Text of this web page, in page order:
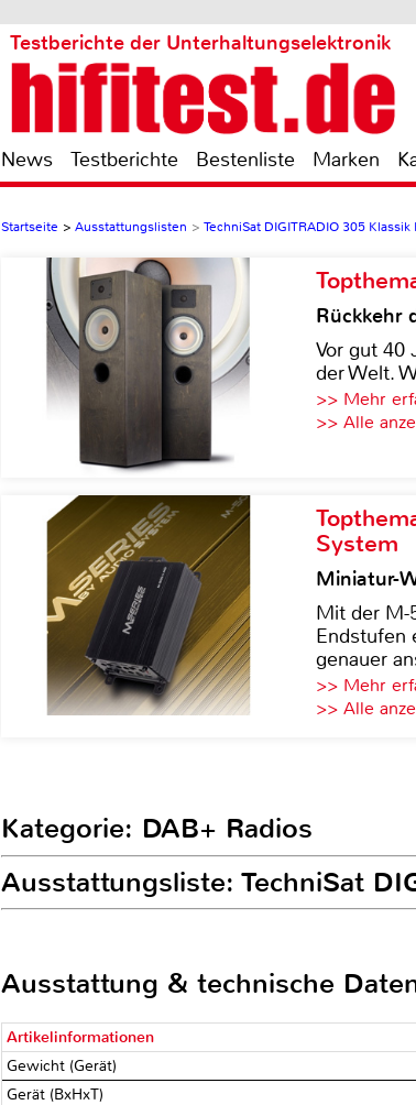
Testberichte der Unterhaltungselektronik
News Testberichte Bestenliste Marken
Startseite > Ausstattungslisten > TechniSat DIGITRADIO 305 Klassik
Rückkehr
Vor gut 40
der Welt.
>> Mehr
>> Alle
System
Miniatur-
Mit der M-
Endstufen
genauer
>> Mehr
>> Alle
Kategorie: DAB+ Radios
Ausstattungsliste: TechniSat
Ausstattung & technische
Artikelinformationen
Gewicht (Gerät)
Gerät (BxHxT)